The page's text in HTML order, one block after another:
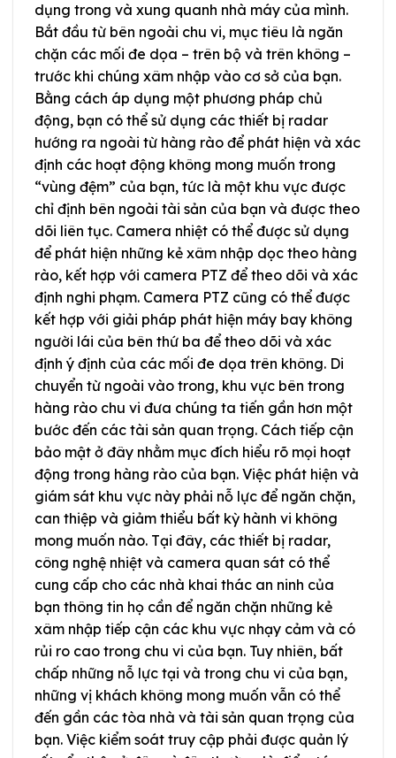
dụng trong và xung quanh nhà máy của mình.
Bắt đầu từ bên ngoài chu vi, mục tiêu là ngăn
chặn các mối đe dọa – trên bộ và trên không –
trước khi chúng xâm nhập vào cơ sở của bạn.
Bằng cách áp dụng một phương pháp chủ
động, bạn có thể sử dụng các thiết bị radar
hướng ra ngoài từ hàng rào để phát hiện và xác
định các hoạt động không mong muốn trong
“vùng đệm” của bạn, tức là một khu vực được
chỉ định bên ngoài tài sản của bạn và được theo
dõi liên tục. Camera nhiệt có thể được sử dụng
để phát hiện những kẻ xâm nhập dọc theo hàng
rào, kết hợp với camera PTZ để theo dõi và xác
định nghi phạm. Camera PTZ cũng có thể được
kết hợp với giải pháp phát hiện máy bay không
người lái của bên thứ ba để theo dõi và xác
định ý định của các mối đe dọa trên không. Di
chuyển từ ngoài vào trong, khu vực bên trong
hàng rào chu vi đưa chúng ta tiến gần hơn một
bước đến các tài sản quan trọng. Cách tiếp cận
bảo mật ở đây nhằm mục đích hiểu rõ mọi hoạt
động trong hàng rào của bạn. Việc phát hiện và
giám sát khu vực này phải nỗ lực để ngăn chặn,
can thiệp và giảm thiểu bất kỳ hành vi không
mong muốn nào. Tại đây, các thiết bị radar,
công nghệ nhiệt và camera quan sát có thể
cung cấp cho các nhà khai thác an ninh của
bạn thông tin họ cần để ngăn chặn những kẻ
xâm nhập tiếp cận các khu vực nhạy cảm và có
rủi ro cao trong chu vi của bạn. Tuy nhiên, bất
chấp những nỗ lực tại và trong chu vi của bạn,
những vị khách không mong muốn vẫn có thể
đến gần các tòa nhà và tài sản quan trọng của
bạn. Việc kiểm soát truy cập phải được quản lý